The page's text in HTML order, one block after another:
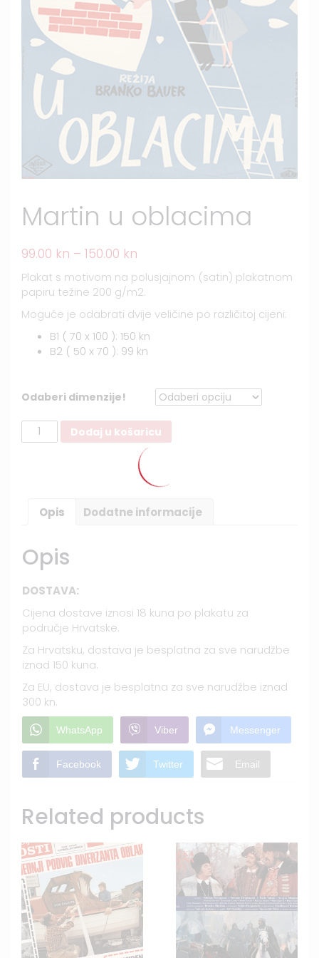
Martin u oblacima
99.00 kn – 150.00 kn
Plakat s motivom na polusjajnom (satin) plakatnom
papiru težine 200 g/m2.
Moguće je odabrati dvije veličine po različitoj cijeni:
B1 ( 70 x 100 ): 150 kn
B2 ( 50 x 70 ): 99 kn
Odaberi dimenzije!
Martin
u
Dodaj u košaricu
Opis Dodatne informacije
Opis
DOSTAVA:
Cijena dostave iznosi 18 kuna po plakatu za
područje Hrvatske.
Za Hrvatsku, dostava je besplatna za sve narudžbe
iznad 150 kuna.
Za EU, dostava je besplatna za sve narudžbe iznad
300 kn.
WhatsApp Viber Messenger
Facebook Twitter Email
Related products